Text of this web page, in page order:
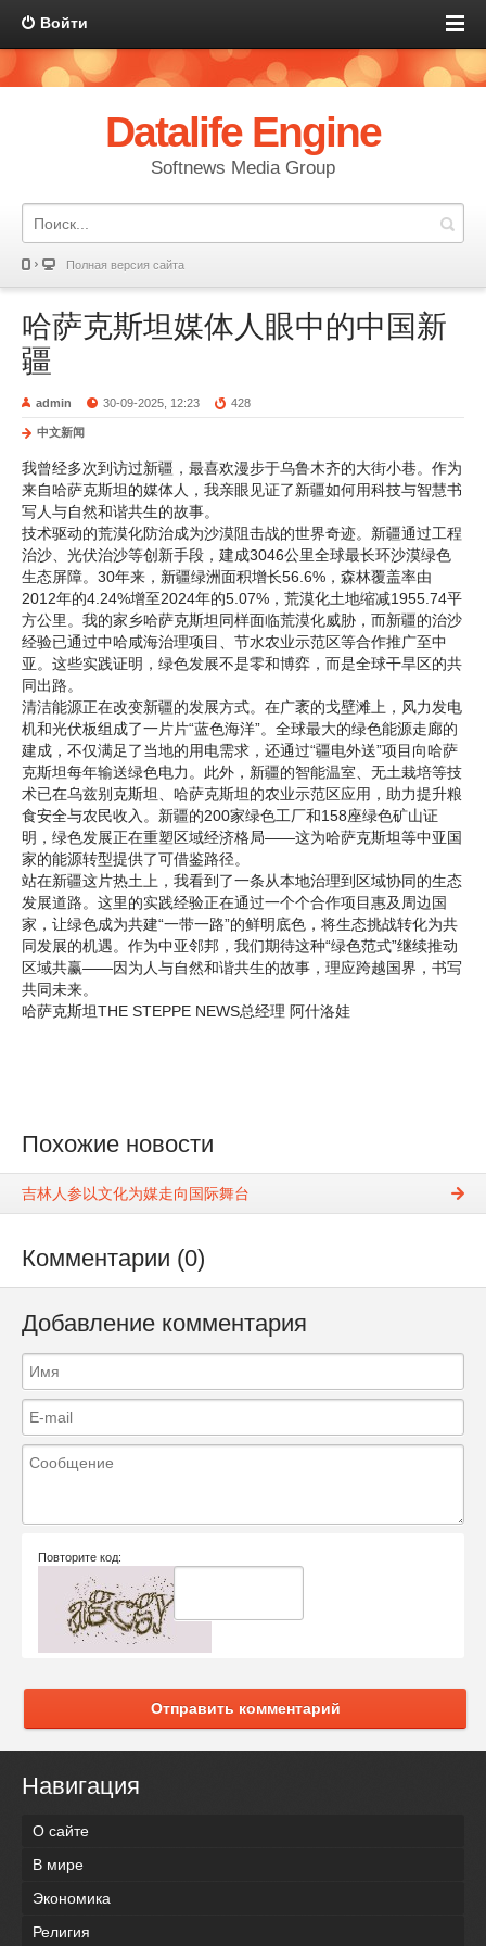
Войти
Datalife Engine
Softnews Media Group
Полная версия сайта
哈萨克斯坦媒体人眼中的中国新
疆
admin 30-09-2025, 12:23 428
中文新闻
我曾经多次到访过新疆，最喜欢漫步于乌鲁木齐的大街小巷。作为
来自哈萨克斯坦的媒体人，我亲眼见证了新疆如何用科技与智慧书
写人与自然和谐共生的故事。
技术驱动的荒漠化防治成为沙漠阻击战的世界奇迹。新疆通过工程
治沙、光伏治沙等创新手段，建成3046公里全球最长环沙漠绿色
生态屏障。30年来，新疆绿洲面积增长56.6%，森林覆盖率由
2012年的4.24%增至2024年的5.07%，荒漠化土地缩减1955.74平
方公里。我的家乡哈萨克斯坦同样面临荒漠化威胁，而新疆的治沙
经验已通过中哈咸海治理项目、节水农业示范区等合作推广至中
亚。这些实践证明，绿色发展不是零和博弈，而是全球干旱区的共
同出路。
清洁能源正在改变新疆的发展方式。在广袤的戈壁滩上，风力发电
机和光伏板组成了一片片“蓝色海洋”。全球最大的绿色能源走廊的
建成，不仅满足了当地的用电需求，还通过“疆电外送”项目向哈萨
克斯坦每年输送绿色电力。此外，新疆的智能温室、无土栽培等技
术已在乌兹别克斯坦、哈萨克斯坦的农业示范区应用，助力提升粮
食安全与农民收入。新疆的200家绿色工厂和158座绿色矿山证
明，绿色发展正在重塑区域经济格局——这为哈萨克斯坦等中亚国
家的能源转型提供了可借鉴路径。
站在新疆这片热土上，我看到了一条从本地治理到区域协同的生态
发展道路。这里的实践经验正在通过一个个合作项目惠及周边国
家，让绿色成为共建“一带一路”的鲜明底色，将生态挑战转化为共
同发展的机遇。作为中亚邻邦，我们期待这种“绿色范式”继续推动
区域共赢——因为人与自然和谐共生的故事，理应跨越国界，书写
共同未来。
哈萨克斯坦THE STEPPЕ NEWS总经理 阿什洛娃
Похожие новости
吉林人参以文化为媒走向国际舞台
Комментарии (0)
Добавление комментария
Повторите код:
Отправить комментарий
Навигация
О сайте
В мире
Экономика
Религия